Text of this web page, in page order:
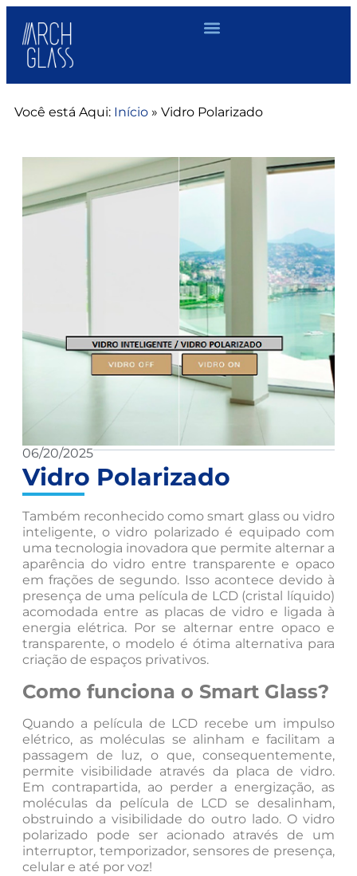
Você está Aqui: Início » Vidro Polarizado
06/20/2025
Vidro Polarizado
Também reconhecido como smart glass ou vidro
inteligente, o vidro polarizado é equipado com
uma tecnologia inovadora que permite alternar a
aparência do vidro entre transparente e opaco
em frações de segundo. Isso acontece devido à
presença de uma película de LCD (cristal líquido)
acomodada entre as placas de vidro e ligada à
energia elétrica. Por se alternar entre opaco e
transparente, o modelo é ótima alternativa para
criação de espaços privativos.
Como funciona o Smart Glass?
Quando a película de LCD recebe um impulso
elétrico, as moléculas se alinham e facilitam a
passagem de luz, o que, consequentemente,
permite visibilidade através da placa de vidro.
Em contrapartida, ao perder a energização, as
moléculas da película de LCD se desalinham,
obstruindo a visibilidade do outro lado. O vidro
polarizado pode ser acionado através de um
interruptor, temporizador, sensores de presença,
celular e até por voz!